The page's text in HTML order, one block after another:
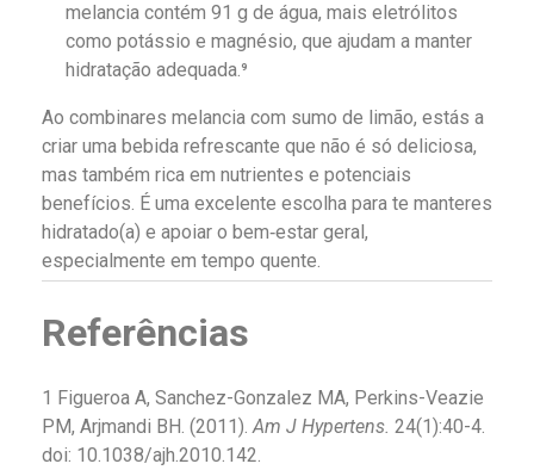
melancia contém 91 g de água, mais eletrólitos
como potássio e magnésio, que ajudam a manter
hidratação adequada.⁹
Ao combinares melancia com sumo de limão, estás a
criar uma bebida refrescante que não é só deliciosa,
mas também rica em nutrientes e potenciais
benefícios. É uma excelente escolha para te manteres
hidratado(a) e apoiar o bem‑estar geral,
especialmente em tempo quente.
Referências
1 Figueroa A, Sanchez-Gonzalez MA, Perkins-Veazie
PM, Arjmandi BH. (2011).Am J Hypertens. 24(1):40-4.
doi: 10.1038/ajh.2010.142.